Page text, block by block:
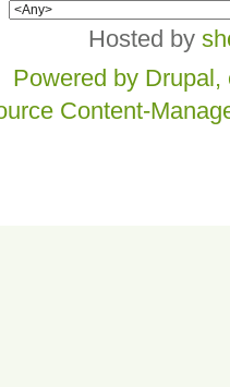
Hosted by